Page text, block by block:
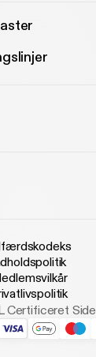
Certificeret Side